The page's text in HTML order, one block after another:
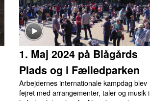
1. Maj 2024 på Blågårds
Plads og i Fælledparken
Arbejdernes internationale kampdag blev
fejret med arrangementer, taler og musik i